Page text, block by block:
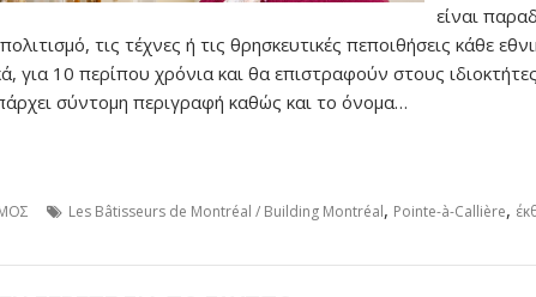
είναι
τις τέχνες ή τις θρησκευτικές πεποιθήσεις κάθε
για 10 περίπου χρόνια και θα επιστραφούν στους
σύντομη περιγραφή καθώς και το όνομα…
Les Bâtisseurs de Montréal / Building Montréal, Pointe-à-Callière,